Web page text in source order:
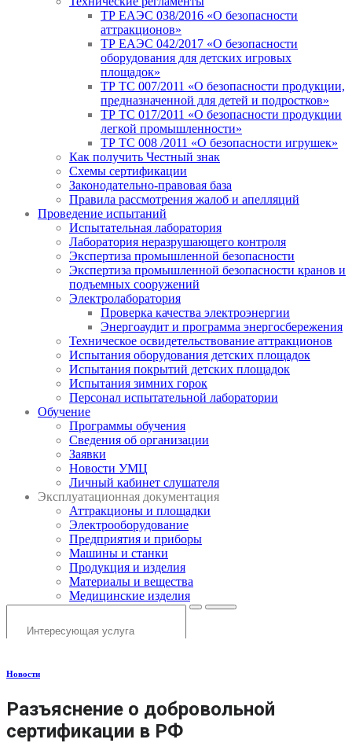
ТР ЕАЭС 038/2016 «О безопасности
аттракционов»
ТР ЕАЭС 042/2017 «О безопасности
оборудования для детских игровых
площадок»
ТР ТС 007/2011 «О безопасности продукции,
предназначенной для детей и подростков»
ТР ТС 017/2011 «О безопасности продукции
легкой промышленности»
ТР ТС 008 /2011 «О безопасности игрушек»
Как получить Честный знак
Схемы сертификации
Законодательно-правовая база
Правила рассмотрения жалоб и апелляций
Проведение испытаний
Испытательная лаборатория
Лаборатория неразрушающего контроля
Экспертиза промышленной безопасности
Экспертиза промышленной безопасности кранов и
подъемных сооружений
Электролаборатория
Проверка качества электроэнергии
Энергоаудит и программа энергосбережения
Техническое освидетельствование аттракционов
Испытания оборудования детских площадок
Испытания покрытий детских площадок
Испытания зимних горок
Персонал испытательной лаборатории
Обучение
Программы обучения
Сведения об организации
Заявки
Новости УМЦ
Личный кабинет слушателя
Эксплуатационная документация
Аттракционы и площадки
Электрооборудование
Предприятия и приборы
Машины и станки
Продукция и изделия
Материалы и вещества
Медицинские изделия
Новости
Разъяснение о добровольной
сертификации в РФ